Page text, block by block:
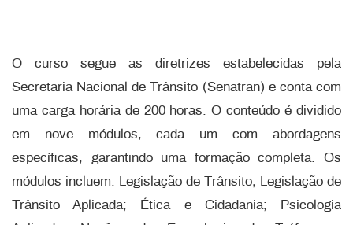
O curso segue as diretrizes estabelecidas pela
Secretaria Nacional de Trânsito (Senatran) e conta com
uma carga horária de 200 horas. O conteúdo é dividido
em nove módulos, cada um com abordagens
específicas, garantindo uma formação completa. Os
módulos incluem: Legislação de Trânsito; Legislação de
Trânsito Aplicada; Ética e Cidadania; Psicologia